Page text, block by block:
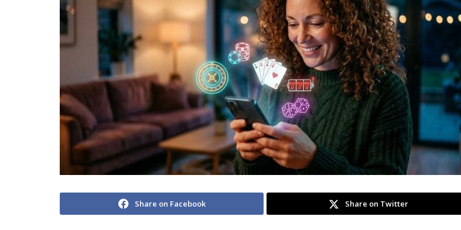
Share on Facebook Share on Twitter